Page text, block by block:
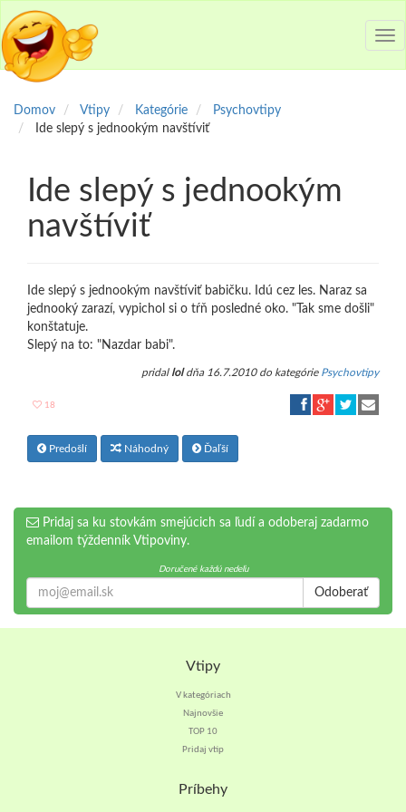
Domov Vtipy Kategórie
Psychovtipy
Ide slepý s jednookým navštíviť
Ide slepý s jednookým
navštíviť
Ide slepý s jednookým navštíviť babičku. Idú cez les. Naraz sa
jednooký zarazí, vypichol si o tŕň posledné oko. "Tak sme došli"
konštatuje.
Slepý na to: "Nazdar babi".
pridal loldňa 16.7.2010 do kategórie Psychovtipy
18
Predošlí Náhodný Ďaľší
Pridaj sa ku stovkám smejúcich sa ľudí a odoberaj zadarmo
emailom týždenník Vtipoviny.
Doručené každú nedeľu
Odoberať
Vtipy
V kategóriach
Najnovšie
TOP 10
Pridaj vtip
Príbehy